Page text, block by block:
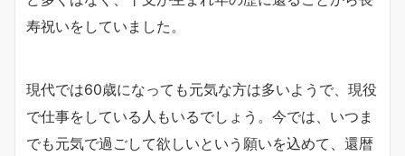
寿祝いをしていました。
現代では60歳になっても元気な方は多いようで、現役
で仕事をしている人もいるでしょう。今では、いつま
でも元気で過ごして欲しいという願いを込めて、還暦